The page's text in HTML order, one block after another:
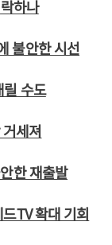
하나
불안한 시선
수도
세져
한 재출발
TV 확대 기회